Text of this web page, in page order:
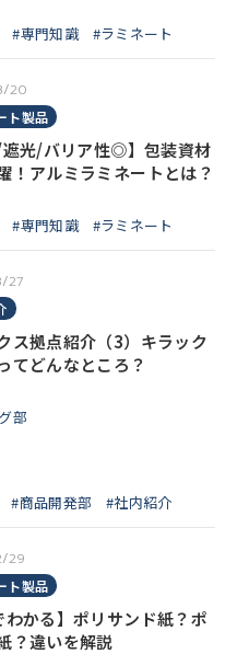
#専門知識 #ラミネート
20
ト製品
/遮光/バリア性◎】包装資材
！アルミラミネートとは？
#専門知識 #ラミネート
27
ス拠点紹介（3）キラック
てどんなところ？
部
#商品開発部 #社内紹介
29
ト製品
わかる】ポリサンド紙？ポ
？違いを解説